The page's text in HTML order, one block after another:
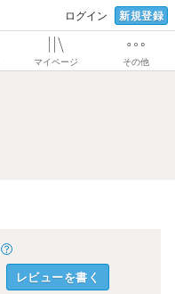
ログイン 新規登録
マイページ その他
レビューを書く